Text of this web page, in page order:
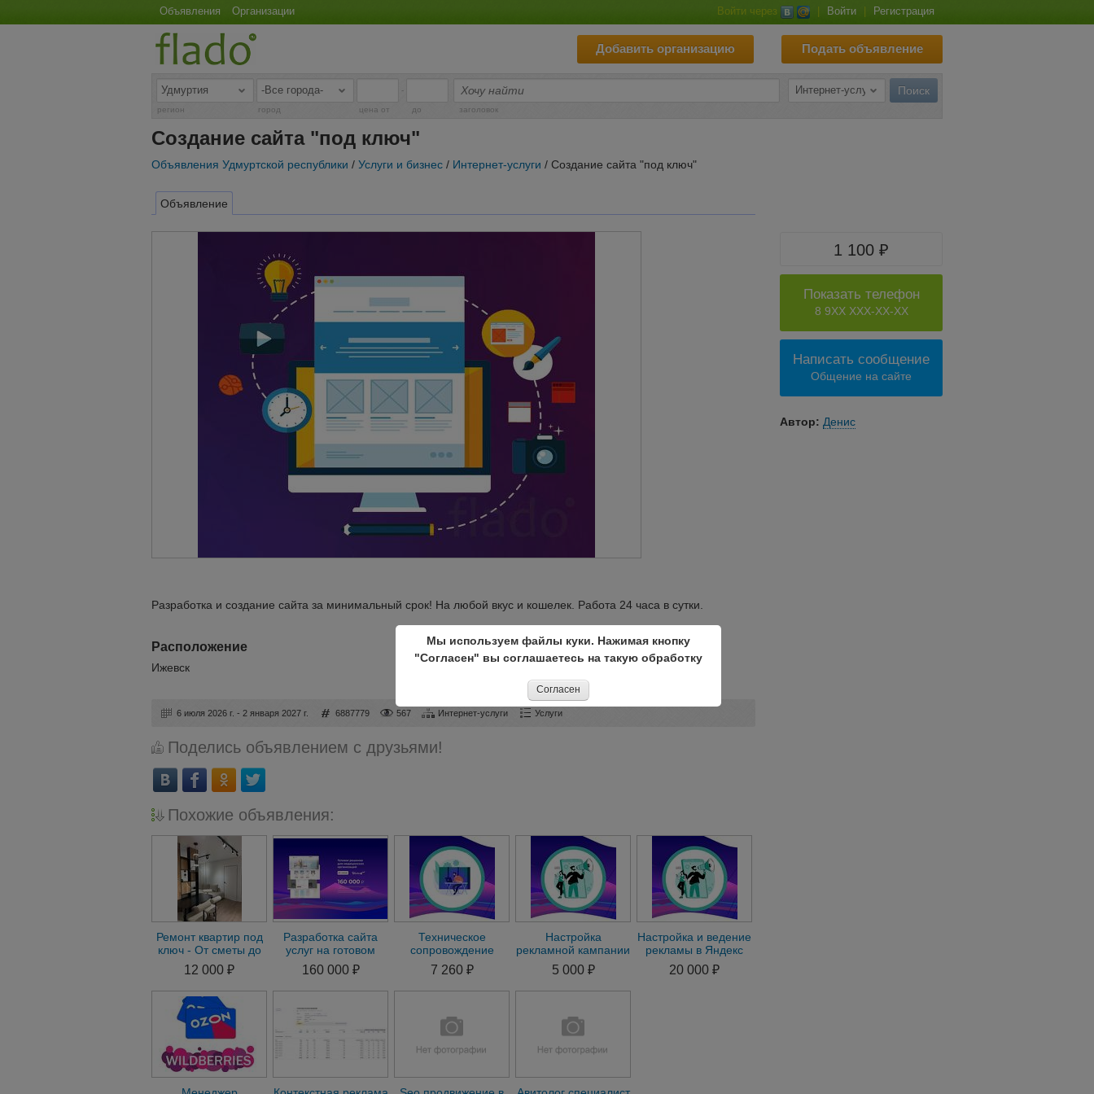
Объявления Организации Войти через Войти Регистрация
Подать объявление
Добавить организацию
-
регион город цена от до заголовок
Создание сайта "под ключ"
Объявления Удмуртской республики / Услуги и бизнес / Интернет-услуги / Создание сайта "под ключ"
Объявление
Разработка и создание сайта за минимальный срок! На любой вкус и кошелек. Работа 24 часа в сутки.
Расположение
Ижевск
6 июля 2026 г. - 2 января 2027 г. 6887779 567 Интернет-услуги Услуги
Поделись объявлением с друзьями!
Похожие объявления:
Ремонт квартир под
ключ - От сметы до
сдачи объекта
12 000 ₽
Разработка сайта
услуг на готовом
решении
160 000 ₽
Техническое
сопровождение
сайта на 1С-Битрикс
7 260 ₽
Настройка
рекламной кампании
в РСЯ Яндекс Директ
5 000 ₽
Настройка и ведение
рекламы в Яндекс
Директ
20 000 ₽
1 100 ₽
Показать телефон
8 9XX XXX-XX-XX
Написать сообщение
Общение на сайте
Автор: Денис
Мы используем файлы куки. Нажимая кнопку
"Согласен" вы соглашаетесь на такую обработку
Согласен